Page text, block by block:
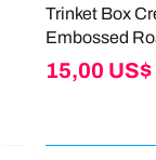
Trinket Box
Embossed
Giá
15,00 US$